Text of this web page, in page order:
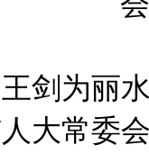
剑为丽
大常委